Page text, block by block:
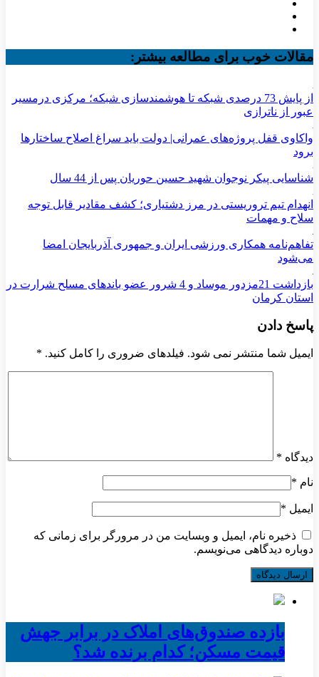
مقالات خوب برای مطالعه بیشتر:
از پایش 73 درصدی شبکه تا هوشمندسازی شبکه؛ مرکزی درمسیر
عبور از ناترازی
واکاوی قفل پروژه‌های عمرانی| دولت باید سراغ اصلاح ساختارها
برود
شناسایی پیکر نوجوان شهید حسین حوریان پس از 44 سال
انهدام تیم تروریستی در مرز دشتیاری؛ کشف مقادیر قابل توجه
سلاح و مهمات
تفاهم‌نامه همکاری ورزشی ایران و جمهوری آذربایجان امضا
می‌شود
بازداشت 21مزدور موساد و 4 شرور عضو باندهای مسلح شرارت در
استان کرمان
پاسخ دادن
ایمیل شما منتشر نمی شود. فیلدهای ضروری را کامل کنید. *
دیدگاه *
نام *
ایمیل *
ذخیره نام، ایمیل و وبسایت من در مرورگر برای زمانی که
دوباره دیدگاهی می‌نویسم.
بازده صندوق‌های املاک در برابر جهش
قیمت مسکن؛ کدام برنده شد؟